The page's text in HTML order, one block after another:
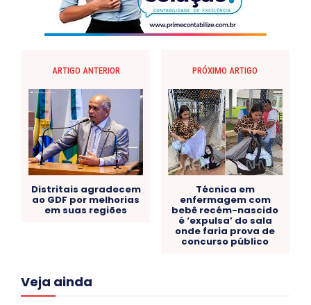
ARTIGO ANTERIOR
Distritais agradecem
ao GDF por melhorias
em suas regiões
PRÓXIMO ARTIGO
Técnica em
enfermagem com
bebê recém-nascido
é ‘expulsa’ do sala
onde faria prova de
concurso público
Veja ainda
Acre